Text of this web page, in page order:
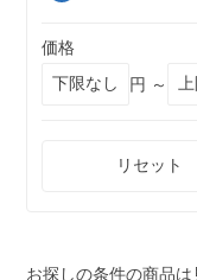
価格
円 ～
リセット
お探しの条件の商品